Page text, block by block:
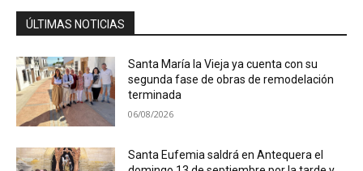
ÚLTIMAS NOTICIAS
Santa María la Vieja ya cuenta con su
segunda fase de obras de remodelación
terminada
06/08/2026
Santa Eufemia saldrá en Antequera el